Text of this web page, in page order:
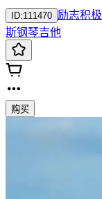
ID:111470 励志积极
斯钢琴吉他
购买